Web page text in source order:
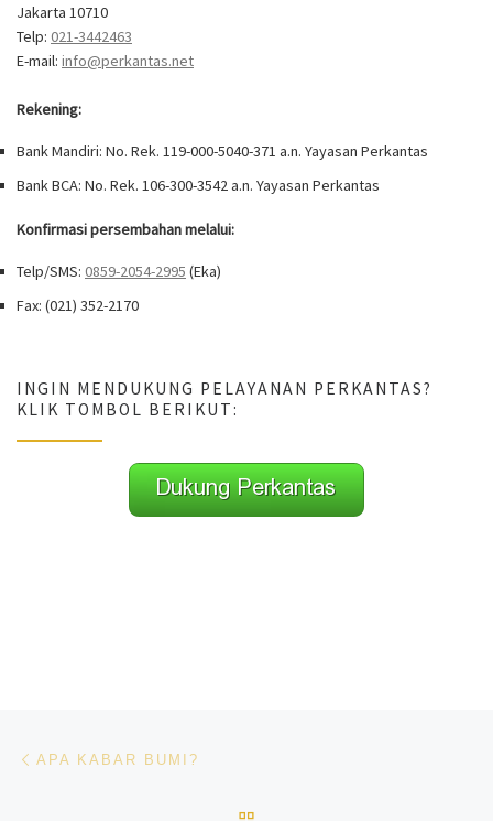
Jakarta 10710
Telp: 021-3442463
E-mail: info@perkantas.net
Rekening:
Bank Mandiri: No. Rek. 119-000-5040-371 a.n. Yayasan Perkantas
Bank BCA: No. Rek. 106-300-3542 a.n. Yayasan Perkantas
Konfirmasi persembahan melalui:
Telp/SMS: 0859-2054-2995 (Eka)
Fax: (021) 352-2170
INGIN MENDUKUNG PELAYANAN PERKANTAS?
KLIK TOMBOL BERIKUT:
Navigasi pos
APA KABAR BUMI?